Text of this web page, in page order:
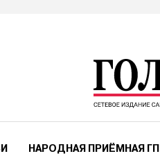
НАРОДНАЯ ПРИЁМНАЯ ГП